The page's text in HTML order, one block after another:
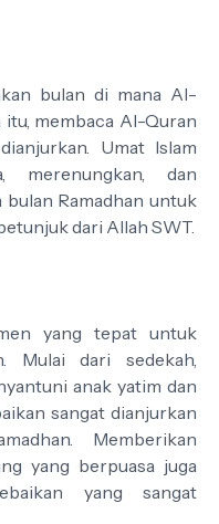
bulan di mana Al-
membaca Al-Quran
Umat Islam
merenungkan, dan
Ramadhan untuk
dari Allah SWT.
yang tepat untuk
Mulai dari sedekah,
anak yatim dan
sangat dianjurkan
Memberikan
yang berpuasa juga
yang sangat